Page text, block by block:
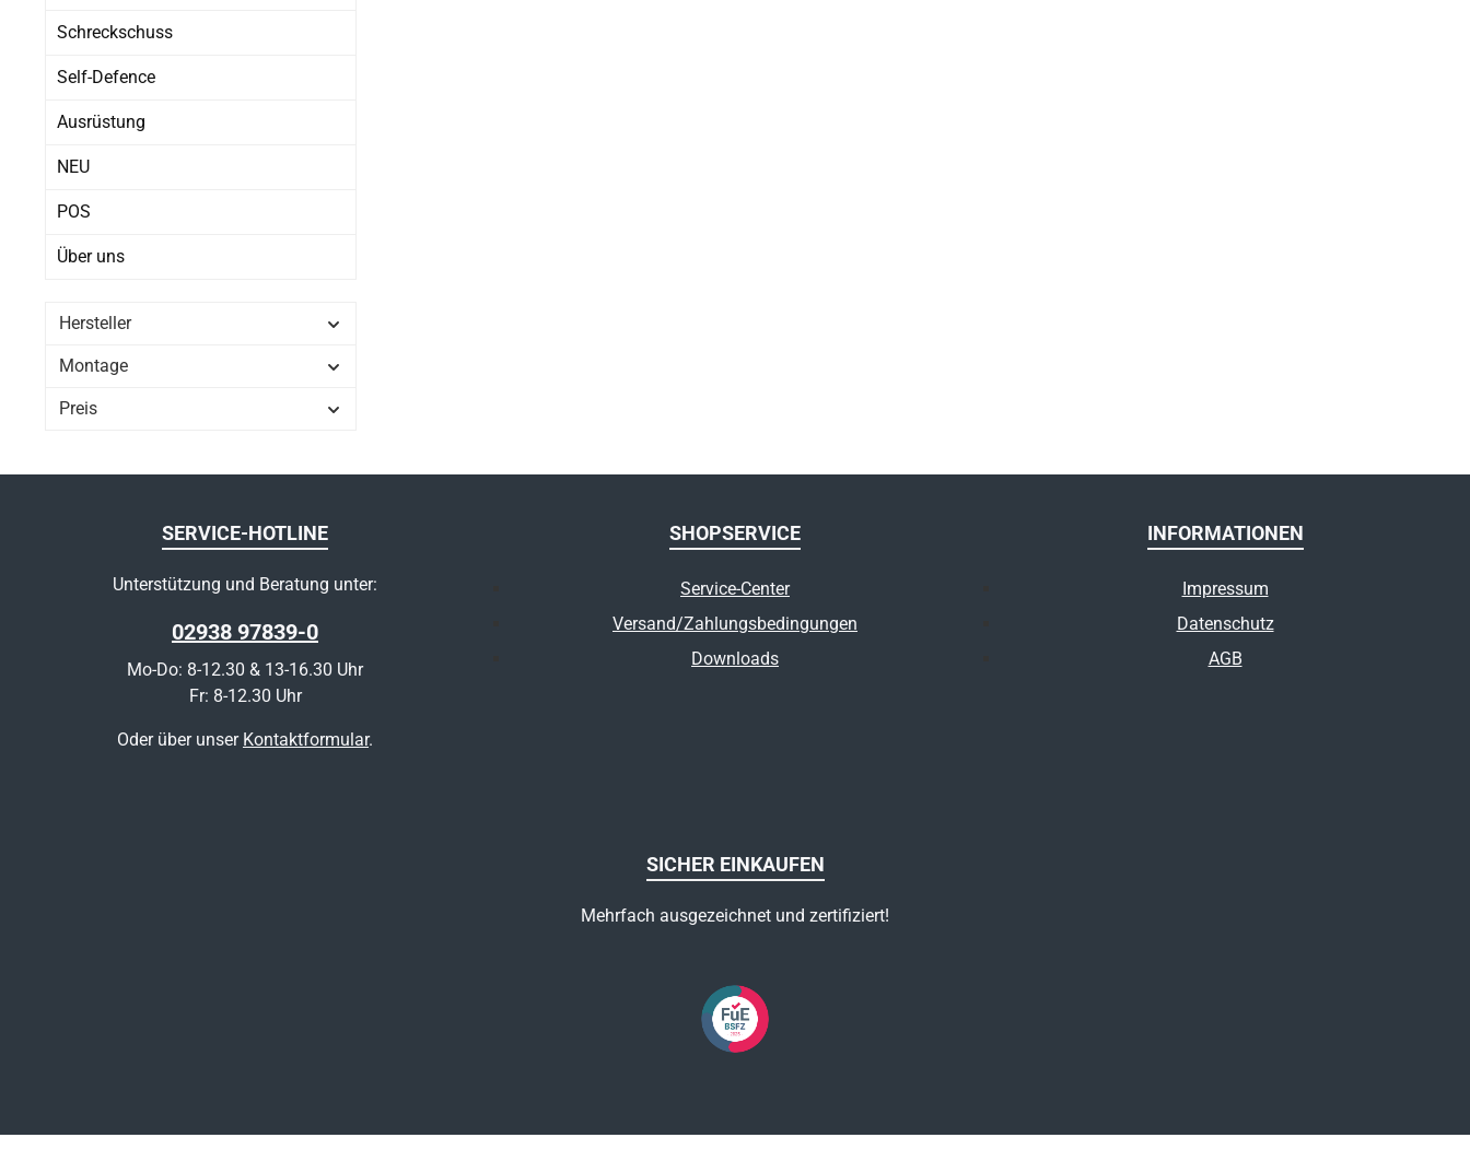
Schreckschuss
Self-Defence
Ausrüstung
NEU
POS
Über uns
Hersteller
Montage
Preis
SERVICE-HOTLINE
Unterstützung und Beratung unter:
02938 97839-0
Mo-Do: 8-12.30 & 13-16.30 Uhr
Fr: 8-12.30 Uhr
Oder über unser Kontaktformular.
SHOPSERVICE
Service-Center
Versand/Zahlungsbedingungen
Downloads
INFORMATIONEN
Impressum
Datenschutz
AGB
SICHER EINKAUFEN
Mehrfach ausgezeichnet und zertifiziert!